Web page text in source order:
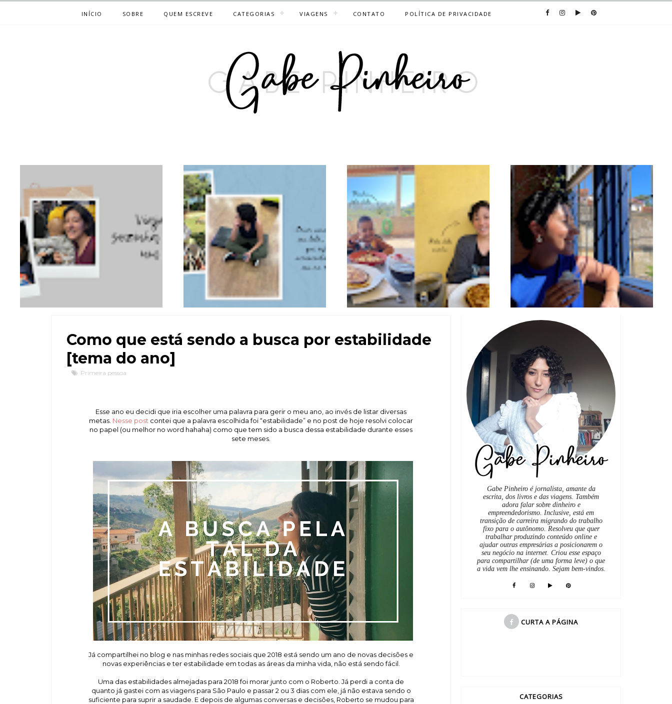
INÍCIO SOBRE QUEM ESCREVE CATEGORIAS VIAGENS CONTATO POLÍTICA DE PRIVACIDADE
Como que está sendo a busca por estabilidade
[tema do ano]
Primeira pessoa
Esse ano eu decidi que iria escolher uma palavra para gerir o meu ano, ao invés de listar diversas
metas. Nesse post contei que a palavra escolhida foi “estabilidade” e no post de hoje resolvi colocar
no papel (ou melhor no word hahaha) como que tem sido a busca dessa estabilidade durante esses
sete meses.
Já compartilhei no blog e nas minhas redes sociais que 2018 está sendo um ano de novas decisões e
novas experiências e ter estabilidade em todas as áreas da minha vida, não está sendo fácil.
Uma das estabilidades almejadas para 2018 foi morar junto com o Roberto. Já perdi a conta de
quanto já gastei com as viagens para São Paulo e passar 2 ou 3 dias com ele, já não estava sendo o
suficiente para suprir a saudade. E depois de algumas conversas e decisões, Roberto se mudou para
Gabe Pinheiro é jornalista, amante da
escrita, dos livros e das viagens. Também
adora falar sobre dinheiro e
empreendedorismo. Inclusive, está em
transição de carreira migrando do trabalho
fixo para o autônomo. Resolveu que quer
trabalhar produzindo conteúdo online e
ajudar outras empresárias a posicionarem o
seu negócio na internet. Criou esse espaço
para compartilhar (de uma forma leve) o que
a vida vem lhe ensinando. Sejam bem-vindos.
CURTA A PÁGINA
CATEGORIAS